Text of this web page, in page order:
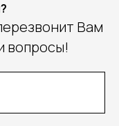
Вам
вопросы!